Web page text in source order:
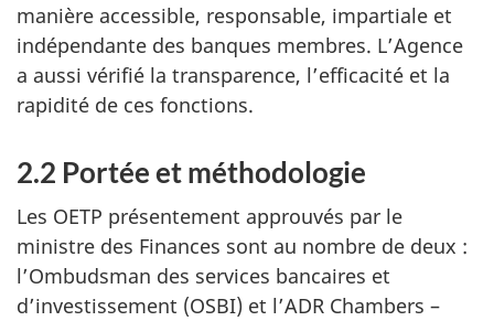
manière accessible, responsable, impartiale et
indépendante des banques membres. L’Agence
a aussi vérifié la transparence, l’efficacité et la
rapidité de ces fonctions.
2.2 Portée et méthodologie
Les OETP présentement approuvés par le
ministre des Finances sont au nombre de deux :
l’Ombudsman des services bancaires et
d’investissement (OSBI) et l’ADR Chambers –